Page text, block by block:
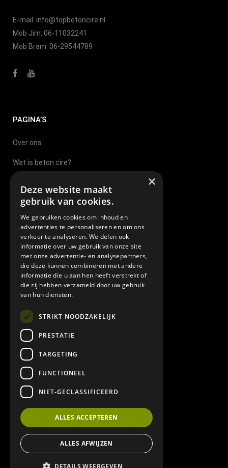
E-mail: info@topbetoncire.nl
Mob Jim: 06-11032241
Mob Bram: 06-29544789
PAGINA’S
Over ons
Wat is beton cire?
Beton Cire Sittard
Beton Cire Eindhoven
Beton Cire Tilburg
Beton Cire Brabant
Beton cire leverancier
Algemene leverings en betalingsvoorwaarden
ONZE PARTNERS
Jonker Tegelwerken & Terrasoverkappingen
Bram Wanten Tegel- en Natuursteenwerken
×
Deze website maakt
gebruik van cookies.
We gebruiken cookies om inhoud en
advertenties te personaliseren en om ons
verkeer te analyseren. We delen ook
informatie over uw gebruik van onze site
met onze advertentie- en analysepartners,
die deze kunnen combineren met andere
informatie die u aan hen heeft verstrekt of
die zij hebben verzameld door uw gebruik
van hun diensten.
STRIKT NOODZAKELIJK
PRESTATIE
TARGETING
FUNCTIONEEL
NIET-GECLASSIFICEERD
ALLES ACCEPTEREN
ALLES AFWIJZEN
DETAILS WEERGEVEN